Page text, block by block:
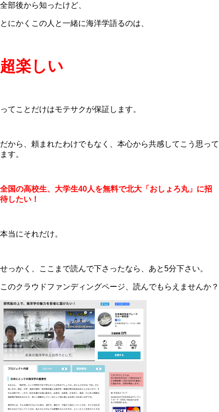
全部後から知ったけど、
とにかくこの人と一緒に海洋学語るのは、
超楽しい
ってことだけはモテサクが保証します。
だから、頼まれたわけでもなく、本心から共感してこう思って
ます。
全国の高校生、大学生40人を無料で北大「おしょろ丸」に招
待したい！
本当にそれだけ。
せっかく、ここまで読んで下さったなら、あと5分下さい。
このクラウドファンディングページ、読んでもらえませんか？